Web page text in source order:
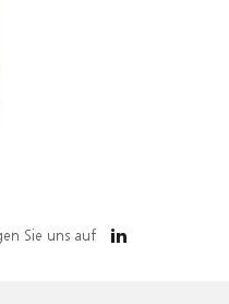
Sie uns auf